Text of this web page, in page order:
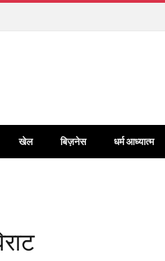
खेल बिज़नेस धर्म आध्यात्म